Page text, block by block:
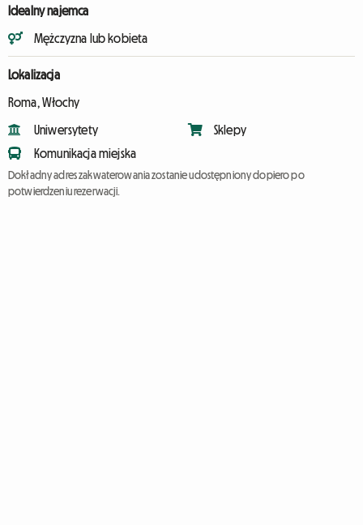
Idealny najemca
Mężczyzna lub kobieta
Lokalizacja
Roma, Włochy
Uniwersytety
Komunikacja miejska
Sklepy
Dokładny adres zakwaterowania zostanie udostępniony dopiero po
potwierdzeniu rezerwacji.